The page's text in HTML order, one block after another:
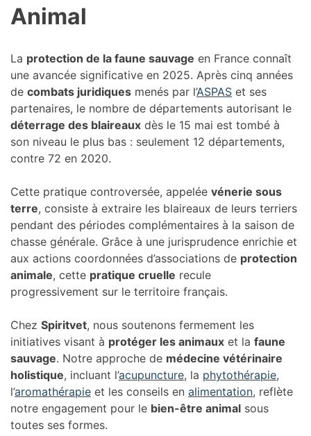
Animal
La protection de la faune sauvage en France connaît
une avancée significative en 2025. Après cinq années
de combats juridiques menés par l’ASPAS et ses
partenaires, le nombre de départements autorisant le
déterrage des blaireaux dès le 15 mai est tombé à
son niveau le plus bas : seulement 12 départements,
contre 72 en 2020.
Cette pratique controversée, appelée vénerie sous
terre, consiste à extraire les blaireaux de leurs terriers
pendant des périodes complémentaires à la saison de
chasse générale. Grâce à une jurisprudence enrichie et
aux actions coordonnées d’associations de protection
animale, cette pratique cruelle recule
progressivement sur le territoire français.
Chez Spiritvet, nous soutenons fermement les
initiatives visant à protéger les animaux et la faune
sauvage. Notre approche de médecine vétérinaire
holistique, incluant l’acupuncture, la phytothérapie,
l’aromathérapie et les conseils en alimentation, reflète
notre engagement pour le bien-être animal sous
toutes ses formes.